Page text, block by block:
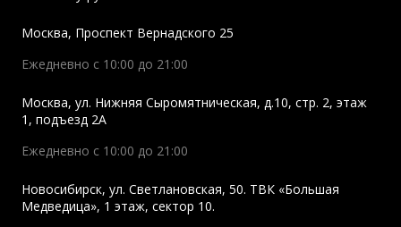
Москва, Проспект Вернадского 25
Ежедневно с 10:00 до 21:00
Москва, ул. Нижняя Сыромятническая, д.10, стр. 2, этаж
1, подъезд 2A
Ежедневно с 10:00 до 21:00
Новосибирск, ул. Светлановская, 50. ТВК «Большая
Медведица», 1 этаж, сектор 10.